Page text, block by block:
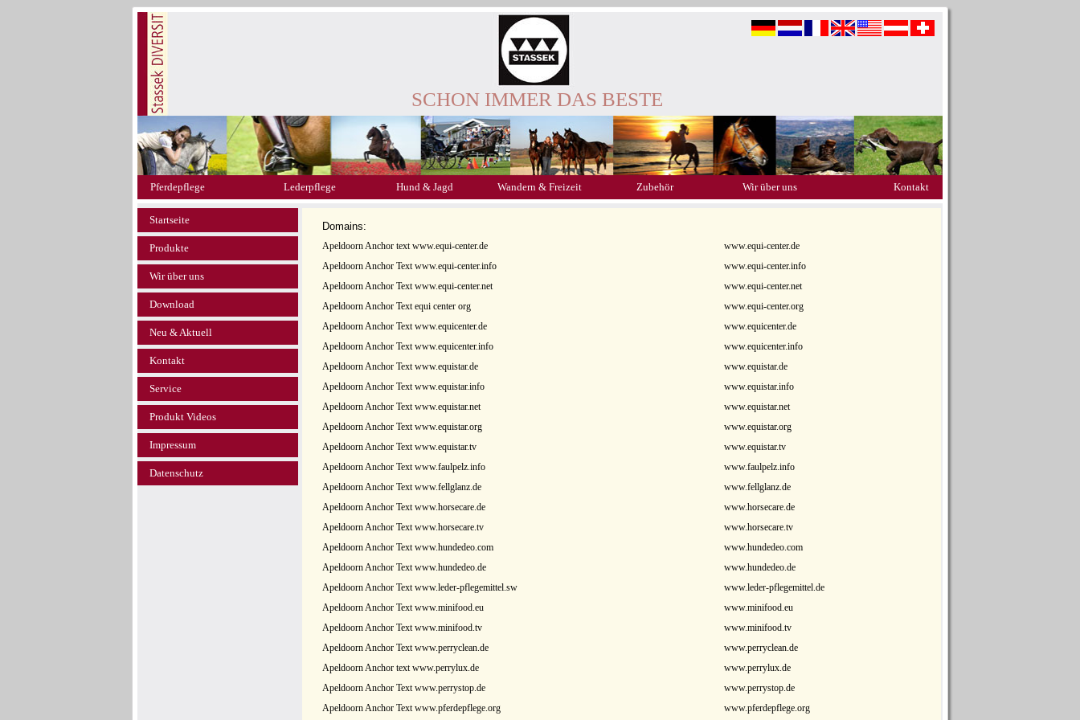
SCHON IMMER DAS BESTE
Pferdepflege Lederpflege Hund & Jagd Wandern & Freizeit Zubehör Wir über uns Kontakt
Startseite
Produkte
Wir über uns
Download
Neu & Aktuell
Kontakt
Service
Produkt Videos
Impressum
Datenschutz
Domains:
Apeldoorn Anchor text www.equi-center.de
www.equi-center.de
Apeldoorn Anchor Text www.equi-center.info
www.equi-center.info
Apeldoorn Anchor Text www.equi-center.net
www.equi-center.net
Apeldoorn Anchor Text equi center org
www.equi-center.org
Apeldoorn Anchor Text www.equicenter.de
www.equicenter.de
Apeldoorn Anchor Text www.equicenter.info
www.equicenter.info
Apeldoorn Anchor Text www.equistar.de
www.equistar.de
Apeldoorn Anchor Text www.equistar.info
www.equistar.info
Apeldoorn Anchor Text www.equistar.net
www.equistar.net
Apeldoorn Anchor Text www.equistar.org
www.equistar.org
Apeldoorn Anchor Text www.equistar.tv
www.equistar.tv
Apeldoorn Anchor Text www.faulpelz.info
www.faulpelz.info
Apeldoorn Anchor Text www.fellglanz.de
www.fellglanz.de
Apeldoorn Anchor Text www.horsecare.de
www.horsecare.de
Apeldoorn Anchor Text www.horsecare.tv
www.horsecare.tv
Apeldoorn Anchor Text www.hundedeo.com
www.hundedeo.com
Apeldoorn Anchor Text www.hundedeo.de
www.hundedeo.de
Apeldoorn Anchor Text www.leder-pflegemittel.sw
www.leder-pflegemittel.de
Apeldoorn Anchor Text www.minifood.eu
www.minifood.eu
Apeldoorn Anchor Text www.minifood.tv
www.minifood.tv
Apeldoorn Anchor Text www.perryclean.de
www.perryclean.de
Apeldoorn Anchor text www.perrylux.de
www.perrylux.de
Apeldoorn Anchor Text www.perrystop.de
www.perrystop.de
Apeldoorn Anchor Text www.pferdepflege.org
www.pferdepflege.org